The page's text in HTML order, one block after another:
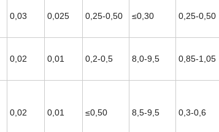
0,03 0,025 0,25-0,50 ≤0,30 0,25-0,50
0,02 0,01 0,2-0,5 8,0-9,5 0,85-1,05
0,02 0,01 ≤0,50 8,5-9,5 0,3-0,6